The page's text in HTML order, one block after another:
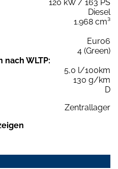
120 kW / 163 PS
Diesel
1.968 cm³
Euro6
4 (Green)
nach WLTP:
5,0 l/100km
130 g/km
D
Zentrallager